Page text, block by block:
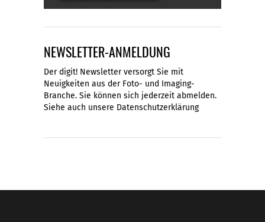
NEWSLETTER-ANMELDUNG
Der digit! Newsletter versorgt Sie mit
Neuigkeiten aus der Foto- und Imaging-
Branche. Sie können sich jederzeit abmelden.
Siehe auch unsere Datenschutzerklärung